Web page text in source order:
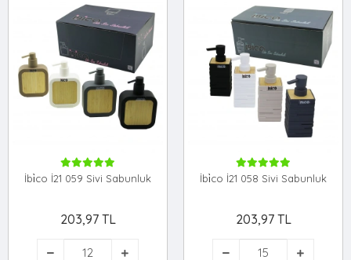
İbi̇co İ21 059 Sivi Sabunluk
203,97 TL
İbi̇co İ21 058 Sivi Sabunluk
203,97 TL